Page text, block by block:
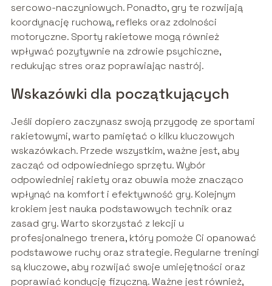
sercowo-naczyniowych. Ponadto, gry te rozwijają
koordynację ruchową, refleks oraz zdolności
motoryczne. Sporty rakietowe mogą również
wpływać pozytywnie na zdrowie psychiczne,
redukując stres oraz poprawiając nastrój.
Wskazówki dla początkujących
Jeśli dopiero zaczynasz swoją przygodę ze sportami
rakietowymi, warto pamiętać o kilku kluczowych
wskazówkach. Przede wszystkim, ważne jest, aby
zacząć od odpowiedniego sprzętu. Wybór
odpowiedniej rakiety oraz obuwia może znacząco
wpłynąć na komfort i efektywność gry. Kolejnym
krokiem jest nauka podstawowych technik oraz
zasad gry. Warto skorzystać z lekcji u
profesjonalnego trenera, który pomoże Ci opanować
podstawowe ruchy oraz strategie. Regularne treningi
są kluczowe, aby rozwijać swoje umiejętności oraz
poprawiać kondycję fizyczną. Ważne jest również,